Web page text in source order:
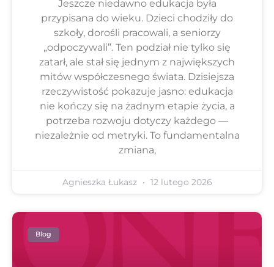
Jeszcze niedawno edukacja była
przypisana do wieku. Dzieci chodziły do
szkoły, dorośli pracowali, a seniorzy
„odpoczywali”. Ten podział nie tylko się
zatarł, ale stał się jednym z największych
mitów współczesnego świata. Dzisiejsza
rzeczywistość pokazuje jasno: edukacja
nie kończy się na żadnym etapie życia, a
potrzeba rozwoju dotyczy każdego —
niezależnie od metryki. To fundamentalna
zmiana,
Agnieszka Łukasz 12 lutego 2026
Blog